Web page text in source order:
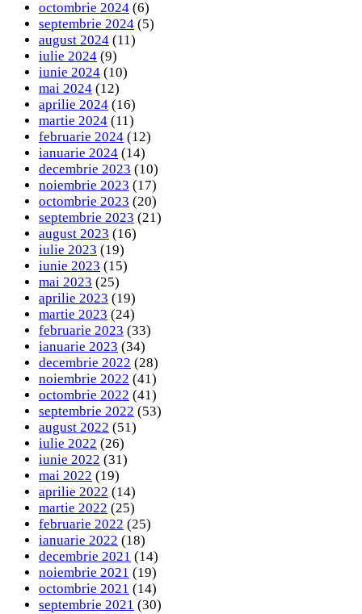
octombrie 2024 (6)
septembrie 2024 (5)
august 2024 (11)
iulie 2024 (9)
iunie 2024 (10)
mai 2024 (12)
aprilie 2024 (16)
martie 2024 (11)
februarie 2024 (12)
ianuarie 2024 (14)
decembrie 2023 (10)
noiembrie 2023 (17)
octombrie 2023 (20)
septembrie 2023 (21)
august 2023 (16)
iulie 2023 (19)
iunie 2023 (15)
mai 2023 (25)
aprilie 2023 (19)
martie 2023 (24)
februarie 2023 (33)
ianuarie 2023 (34)
decembrie 2022 (28)
noiembrie 2022 (41)
octombrie 2022 (41)
septembrie 2022 (53)
august 2022 (51)
iulie 2022 (26)
iunie 2022 (31)
mai 2022 (19)
aprilie 2022 (14)
martie 2022 (25)
februarie 2022 (25)
ianuarie 2022 (18)
decembrie 2021 (14)
noiembrie 2021 (19)
octombrie 2021 (14)
septembrie 2021 (30)